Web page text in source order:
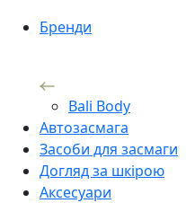
Бренди
Bali Body
Автозасмага
Засоби для засмаги
Догляд за шкірою
Аксесуари